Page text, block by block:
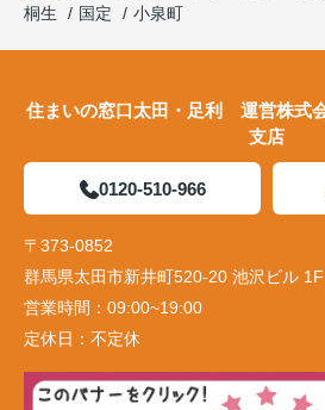
桐生
国定 小泉町
住まいの窓口太田・足利 運営株式
支店
0120-510-966
〒373-0852
群馬県太田市新井町520-20 池沢ビル 1F
営業時間： 09:00~19:00
定休日： 不定休